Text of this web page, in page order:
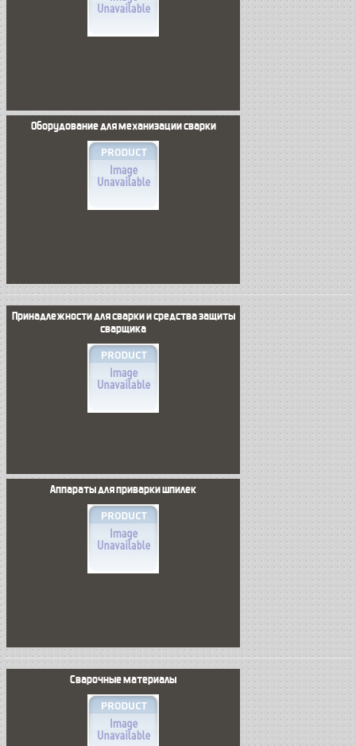
Оборудование для механизации сварки
Принадлежности для сварки и средства защиты
сварщика
Аппараты для приварки шпилек
Сварочные материалы